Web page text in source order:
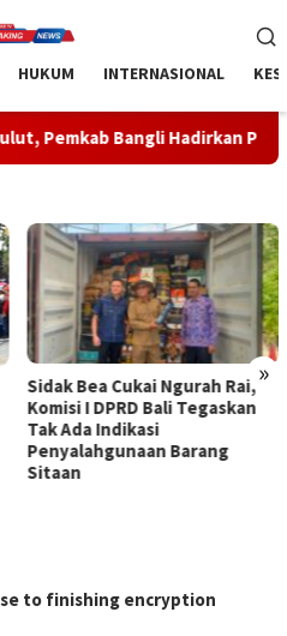
HUKUM INTERNASIONAL
Pengobatan Gratis di
»
Rahina Tumpek Krulut,
Pemkab Bangli Hadirkan
Pengobatan Gratis di Empat
Kecamatan Wujudkan
Pelayanan Kesehatan
to finishing encryption